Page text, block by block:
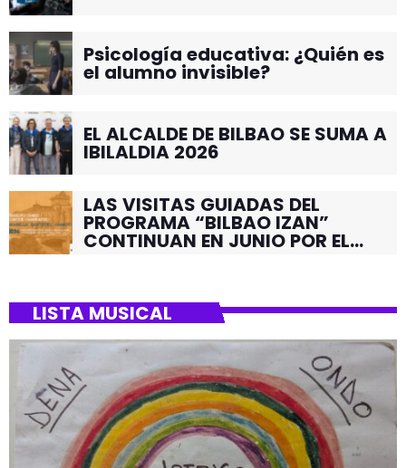
Psicología educativa: ¿Quién es
el alumno invisible?
EL ALCALDE DE BILBAO SE SUMA A
IBILALDIA 2026
LAS VISITAS GUIADAS DEL
PROGRAMA “BILBAO IZAN”
CONTINUAN EN JUNIO POR EL
LISTA MUSICAL